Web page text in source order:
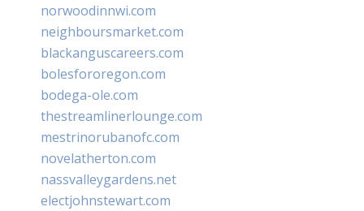
norwoodinnwi.com
neighboursmarket.com
blackanguscareers.com
bolesfororegon.com
bodega-ole.com
thestreamlinerlounge.com
mestrinorubanofc.com
novelatherton.com
nassvalleygardens.net
electjohnstewart.com